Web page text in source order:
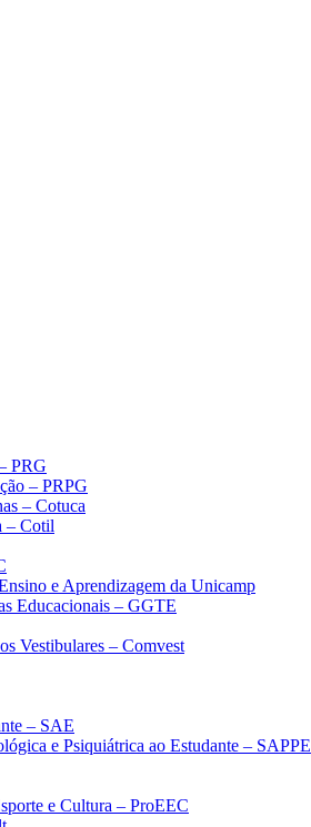
PRG
– PRPG
– Cotuca
– Cotil
e Aprendizagem da Unicamp
Educacionais – GGTE
Vestibulares – Comvest
– SAE
e Psiquiátrica ao Estudante – SAPPE
e Cultura – ProEEC